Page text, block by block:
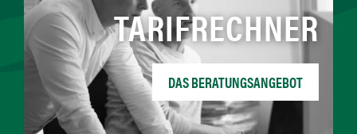
TARIFRECHNER
DAS BERATUNGSANGEBOT